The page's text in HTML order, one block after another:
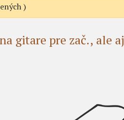
)
gitare pre zač., ale aj